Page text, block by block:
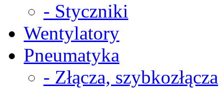
- Styczniki
Wentylatory
Pneumatyka
- Złącza, szybkozłącza